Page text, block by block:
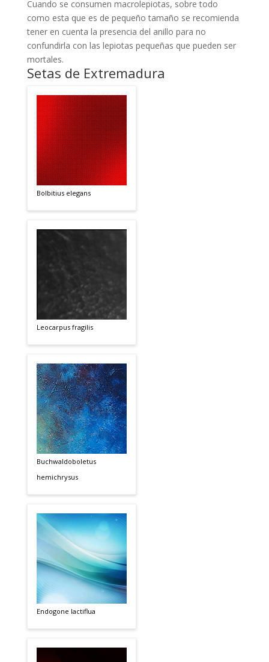
Cuando se consumen macrolepiotas, sobre todo
como esta que es de pequeño tamaño se recomienda
tener en cuenta la presencia del anillo para no
confundirla con las lepiotas pequeñas que pueden ser
mortales.
Setas de Extremadura
Bolbitius elegans
Leocarpus fragilis
Buchwaldoboletus
hemichrysus
Endogone lactiflua